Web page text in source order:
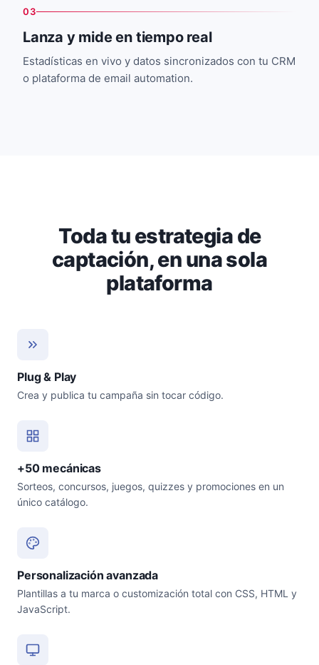
03
Lanza y mide en tiempo real
Estadísticas en vivo y datos sincronizados con tu CRM
o plataforma de email automation.
Toda tu estrategia de
captación, en una sola
plataforma
Plug & Play
Crea y publica tu campaña sin tocar código.
+50 mecánicas
Sorteos, concursos, juegos, quizzes y promociones en un
único catálogo.
Personalización avanzada
Plantillas a tu marca o customización total con CSS, HTML y
JavaScript.